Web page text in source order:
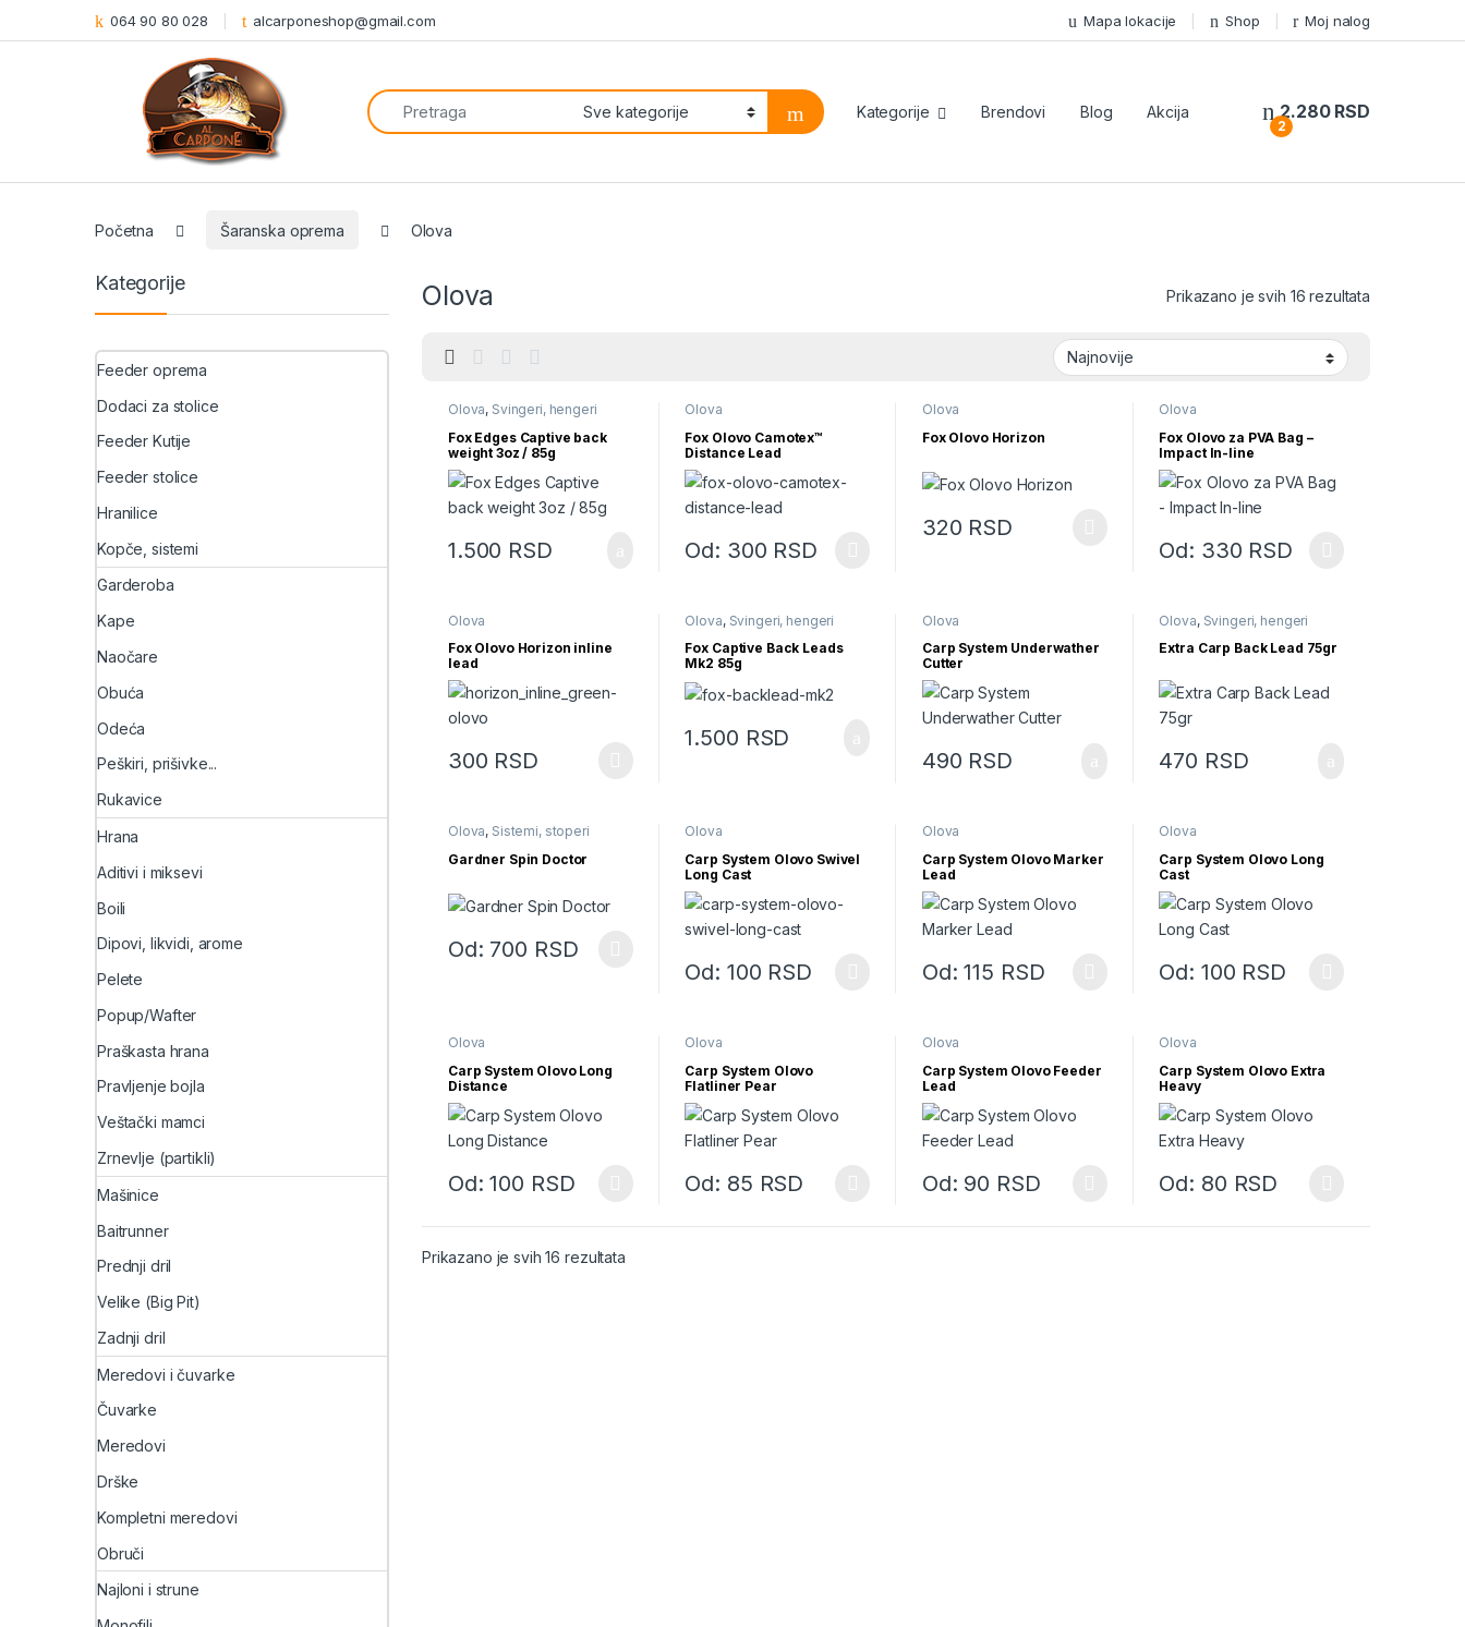
064 90 80 028 alcarponeshop@gmail.com Mapa lokacije Shop Moj nalog
Search for:
Kategorije Brendovi Blog Akcija
2
2.280 RSD
Početna Šaranska oprema Olova
Olova Prikazano je svih 16 rezultata
Olova, Svingeri, hengeri
Fox Edges Captive back
weight 3oz / 85g
1.500 RSD
Olova
Fox Olovo Camotex™
Distance Lead
Od: 300 RSD
Ovaj proizvod ima više varijanti. Opcije mogu biti izabrane na stranici proizvoda.
Olova
Fox Olovo Horizon
320 RSD
Ovaj proizvod ima više varijanti. Opcije mogu biti izabrane na stranici
Olova
Fox Olovo za PVA Bag –
Impact In-line
Od: 330 RSD
Ovaj proizvod ima više varijanti. Opcije
Olova
Fox Olovo Horizon inline
lead
300 RSD
Ovaj proizvod ima više varijanti. Opcije mogu biti izabrane na stranici proizvoda.
Olova, Svingeri, hengeri
Fox Captive Back Leads
Mk2 85g
1.500 RSD
Olova
Carp System Underwather
Cutter
490 RSD
Olova, Svingeri, hengeri
Extra Carp Back Lead 75gr
470 RSD
Olova, Sistemi, stoperi
Gardner Spin Doctor
Od: 700 RSD
Ovaj proizvod ima više varijanti. Opcije mogu biti izabrane na stranici proizvoda.
Olova
Carp System Olovo Swivel
Long Cast
Od: 100 RSD
Ovaj proizvod ima više varijanti. Opcije mogu biti izabrane na stranici proizvoda.
Olova
Carp System Olovo Marker
Lead
Od:115 RSD
Ovaj proizvod ima više varijanti. Opcije mogu biti izabrane na stranici
Olova
Carp System Olovo Long
Cast
Od: 100 RSD
Ovaj proizvod ima više varijanti. Opcije
Olova
Carp System Olovo Long
Distance
Od:100 RSD
Ovaj proizvod ima više varijanti. Opcije mogu biti izabrane na stranici proizvoda.
Olova
Carp System Olovo
Flatliner Pear
Od: 85 RSD
Ovaj proizvod ima više varijanti. Opcije mogu biti izabrane na stranici proizvoda.
Olova
Carp System Olovo Feeder
Lead
Od: 90 RSD
Ovaj proizvod ima više varijanti. Opcije mogu biti izabrane na stranici
Olova
Carp System Olovo Extra
Heavy
Od: 80 RSD
Ovaj proizvod ima više varijanti. Opcije
Prikazano je svih 16 rezultataSortirano po najnovijem
Kategorije
Feeder oprema
Dodaci za stolice
Feeder Kutije
Feeder stolice
Hranilice
Kopče, sistemi
Garderoba
Kape
Naočare
Obuća
Odeća
Peškiri, prišivke...
Rukavice
Hrana
Aditivi i miksevi
Boili
Dipovi, likvidi, arome
Pelete
Popup/Wafter
Praškasta hrana
Pravljenje bojla
Veštački mamci
Zrnevlje (partikli)
Mašinice
Baitrunner
Prednji dril
Velike (Big Pit)
Zadnji dril
Meredovi i čuvarke
Čuvarke
Meredovi
Drške
Kompletni meredovi
Obruči
Najloni i strune